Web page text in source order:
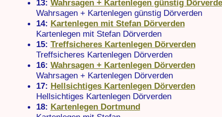
13: Wahrsagen + Kartenlegen günstig
Wahrsagen + Kartenlegen günstig Dörverden
14: Kartenlegen mit Stefan Dörverden
Kartenlegen mit Stefan Dörverden
15: Treffsicheres Kartenlegen Dörverden
Treffsicheres Kartenlegen Dörverden
16: Wahrsagen + Kartenlegen Dörverden
Wahrsagen + Kartenlegen Dörverden
17: Hellsichtiges Kartenlegen Dörverden
Hellsichtiges Kartenlegen Dörverden
18: Kartenlegen Dortmund